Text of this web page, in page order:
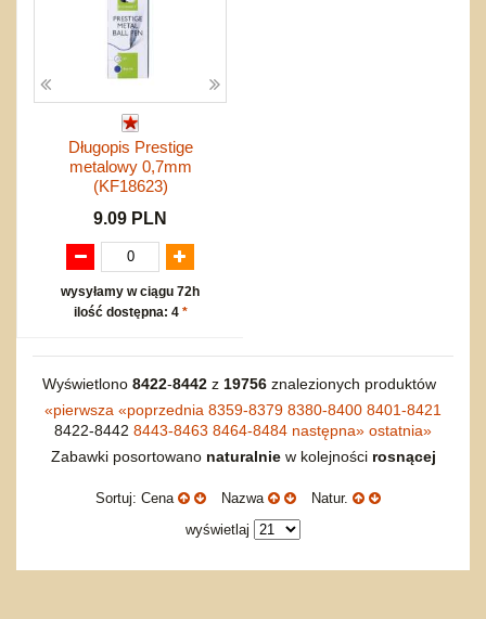
Długopis Prestige
metalowy 0,7mm
(KF18623)
9.09 PLN
wysyłamy w ciągu 72h
ilość dostępna: 4 *
Wyświetlono 8422-8442z 19756znalezionych produktów
«pierwsza «poprzednia 8359-8379 8380-8400 8401-8421
8422-8442 8443-8463 8464-8484 następna» ostatnia»
Zabawki posortowano naturalniew kolejności rosnącej
Sortuj: Cena Nazwa
Natur.
wyświetlaj